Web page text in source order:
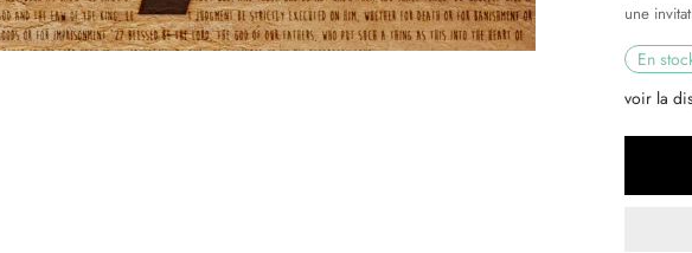
une
En
voir la